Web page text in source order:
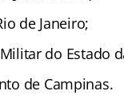
de Janeiro;
do Estado
de Campinas.